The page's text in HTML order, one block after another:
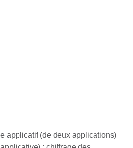
applicatif (de deux applications)